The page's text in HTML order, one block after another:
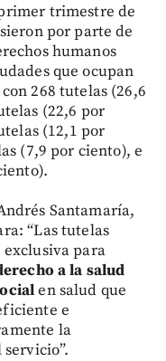
trimestre de
por parte de
humanos
que ocupan
268 tutelas (26,6
(22,6 por
(12,1 por
(7,9 por ciento), e
Santamaría,
“Las tutelas
para
a la salud
en salud que
e
la